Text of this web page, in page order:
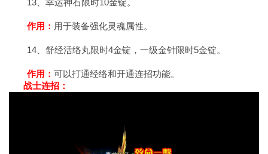
作用： 用于装备强化灵魂属性。
14、舒经活络丸限时4金锭，一级金针限时5金锭。
作用： 可以打通经络和开通连招功能。
战士连招：